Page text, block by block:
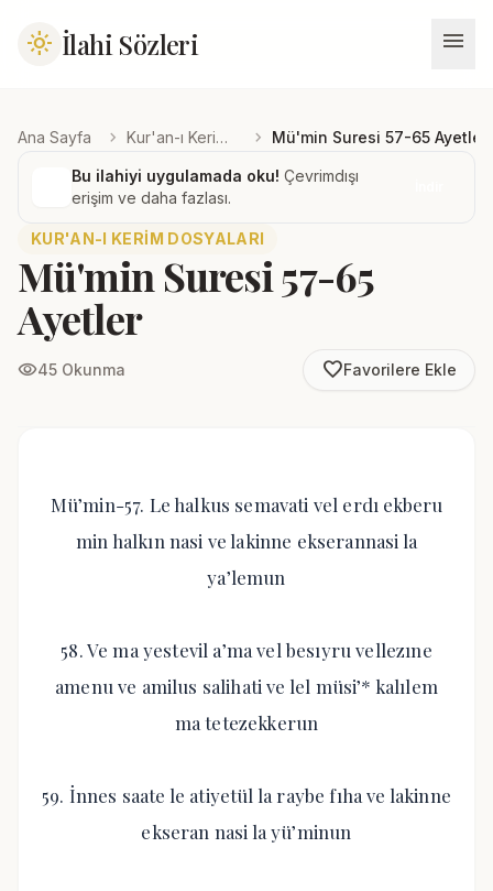
light_mode İlahi Sözleri menu
Ana Sayfa chevron_right Kur'an-ı Kerim Dosyaları chevron_right Mü'min Suresi 57-65 Ayetler
Bu ilahiyi uygulamada oku! Çevrimdışı
erişim ve daha fazlası.
KUR'AN-I KERIM DOSYALARI
Mü'min Suresi 57-65
Ayetler
visibility45 Okunma favorite_borderFavorilere Ekle
Mü’min-57. Le halkus semavati vel erdı ekberu
min halkın nasi ve lakinne ekserannasi la
ya’lemun
58. Ve ma yestevil a’ma vel besıyru vellezıne
amenu ve amilus salihati ve lel müsi’* kalılem
ma tetezekkerun
59. İnnes saate le atiyetül la raybe fıha ve lakinne
ekseran nasi la yü’minun